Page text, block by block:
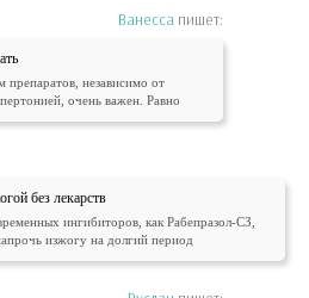
Ванесса пишет:
препаратов, независимо от
очень важен. Равно
без лекарств
ингибиторов, как Рабепразол-СЗ,
изжогу на долгий период